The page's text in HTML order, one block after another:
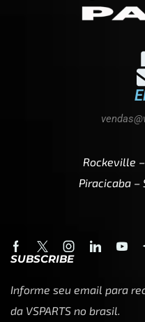
Rockeville
Piracicaba –
SUBSCRIBE
Informe seu email para
da VSPARTS no brasil.